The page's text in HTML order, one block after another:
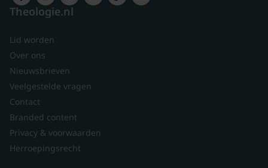
Theologie.nl
Lid worden
Over ons
Nieuwsbrieven
Veelgestelde vragen
Contact
Branded content
Privacy & voorwaarden
Herroepingsrecht